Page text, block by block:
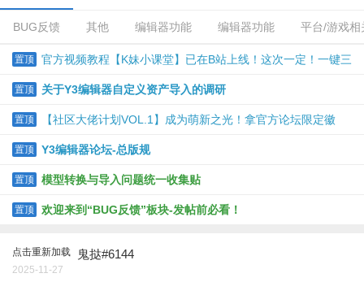
BUG反馈 其他 编辑器功能 编辑器功能 平台/游戏相
置顶 官方视频教程【K妹小课堂】已在B站上线！这次一定！一键三
连！
置顶 关于Y3编辑器自定义资产导入的调研
置顶 【社区大佬计划VOL.1】成为萌新之光！拿官方论坛限定徽
章！
置顶 Y3编辑器论坛-总版规
置顶 模型转换与导入问题统一收集贴
置顶 欢迎来到“BUG反馈”板块-发帖前必看！
点击重新加载 鬼挞#6144
2025-11-27